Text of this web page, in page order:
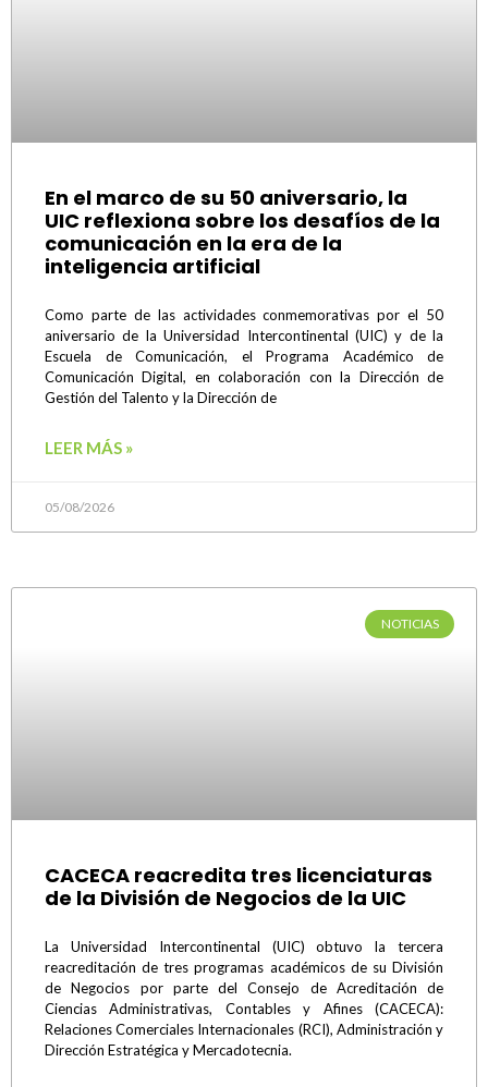
En el marco de su 50 aniversario, la
UIC reflexiona sobre los desafíos de la
comunicación en la era de la
inteligencia artificial
Como parte de las actividades conmemorativas por el 50
aniversario de la Universidad Intercontinental (UIC) y de la
Escuela de Comunicación, el Programa Académico de
Comunicación Digital, en colaboración con la Dirección de
Gestión del Talento y la Dirección de
LEER MÁS »
05/08/2026
NOTICIAS
CACECA reacredita tres licenciaturas
de la División de Negocios de la UIC
La Universidad Intercontinental (UIC) obtuvo la tercera
reacreditación de tres programas académicos de su División
de Negocios por parte del Consejo de Acreditación de
Ciencias Administrativas, Contables y Afines (CACECA):
Relaciones Comerciales Internacionales (RCI), Administración y
Dirección Estratégica y Mercadotecnia.